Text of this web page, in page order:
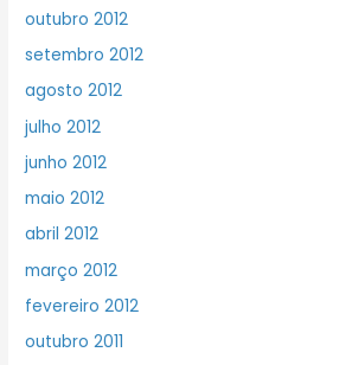
outubro 2012
setembro 2012
agosto 2012
julho 2012
junho 2012
maio 2012
abril 2012
março 2012
fevereiro 2012
outubro 2011